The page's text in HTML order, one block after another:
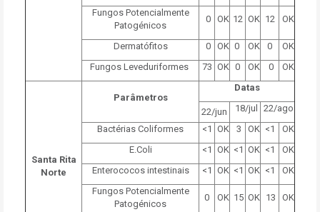
Fungos Potencialmente
Patogénicos
0 OK 12 OK 12 OK
Dermatófitos 0 OK 0 OK 0
OK
Fungos Leveduriformes
73 OK 0 OK 0 OK
Santa Rita
Norte
Parâmetros
Datas
22/jun 18/jul
22/ago
Bactérias Coliformes
<1 OK 3 OK <1
OK
E.Coli
<1 OK <1 OK <1
OK
Enterococos intestinais
<1 OK <1 OK <1
OK
Fungos Potencialmente
Patogénicos
0 OK 15 OK 13 OK